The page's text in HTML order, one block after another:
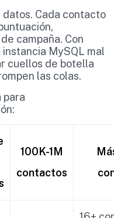
Cada contacto
campaña. Con
MySQL mal
cuellos de botella
las colas.
para
100K-1M
contactos